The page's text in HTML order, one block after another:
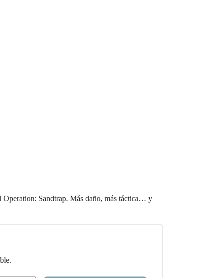
Operation: Sandtrap. Más daño, más táctica… y